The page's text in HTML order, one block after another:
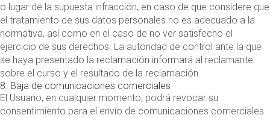
o lugar de la supuesta infracción, en caso de que considere que
el tratamiento de sus datos personales no es adecuado a la
normativa, así como en el caso de no ver satisfecho el
ejercicio de sus derechos. La autoridad de control ante la que
se haya presentado la reclamación informará al reclamante
sobre el curso y el resultado de la reclamación.
8. Baja de comunicaciones comerciales
El Usuario, en cualquier momento, podrá revocar su
consentimiento para el envío de comunicaciones comerciales